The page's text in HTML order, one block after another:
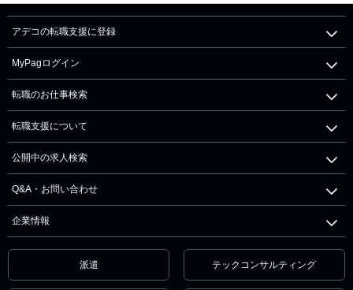
アデコの転職支援に登録
MyPagログイン
転職のお仕事検索
転職支援について
公開中の求人検索
Q&A・お問い合わせ
企業情報
派遣 テックコンサルティング